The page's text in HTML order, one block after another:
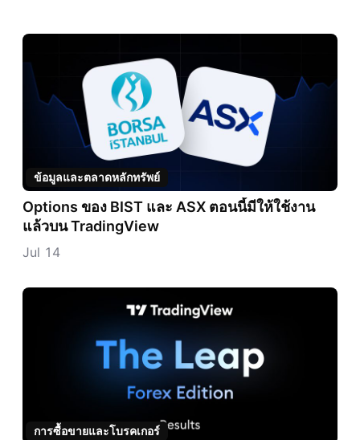
ข้อมูลและตลาดหลักทรัพย์
Options ของ BIST และ ASX ตอนนี้มีให้ใช้งาน
แล้วบน TradingView
Jul 14
การซื้อขายและโบรคเกอร์